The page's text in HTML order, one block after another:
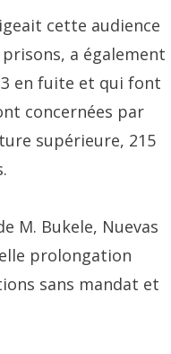
cette audience
a également
en fuite et qui font
concernées par
supérieure, 215
M. Bukele, Nuevas
prolongation
sans mandat et